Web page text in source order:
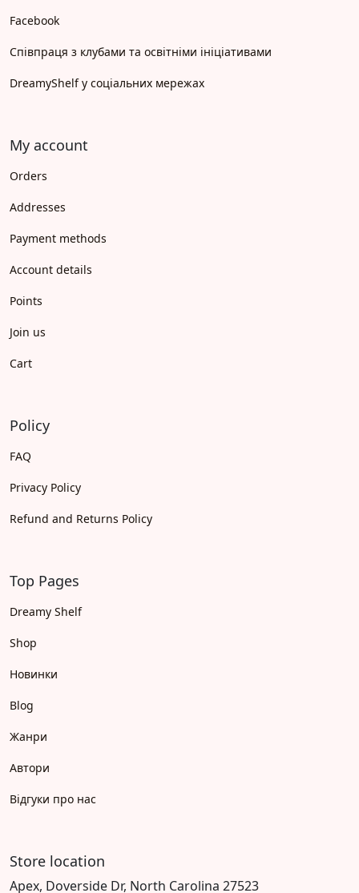
Facebook
Співпраця з клубами та освітніми ініціативами
DreamyShelf у соціальних мережах
My account
Orders
Addresses
Payment methods
Account details
Points
Join us
Cart
Policy
FAQ
Privacy Policy
Refund and Returns Policy
Top Pages
Dreamy Shelf
Shop
Новинки
Blog
Жанри
Автори
Відгуки про нас
Store location
Apex, Doverside Dr, North Carolina 27523